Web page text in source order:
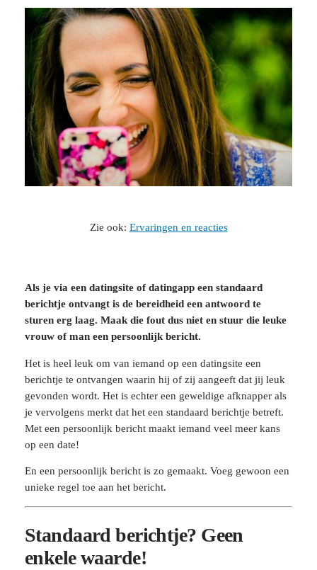
Zie ook: Ervaringen en reacties
Als je via een datingsite of datingapp een standaard
berichtje ontvangt is de bereidheid een antwoord te
sturen erg laag. Maak die fout dus niet en stuur die leuke
vrouw of man een persoonlijk bericht.
Het is heel leuk om van iemand op een datingsite een
berichtje te ontvangen waarin hij of zij aangeeft dat jij leuk
gevonden wordt. Het is echter een geweldige afknapper als
je vervolgens merkt dat het een standaard berichtje betreft.
Met een persoonlijk bericht maakt iemand veel meer kans
op een date!
En een persoonlijk bericht is zo gemaakt. Voeg gewoon een
unieke regel toe aan het bericht.
Standaard berichtje? Geen
enkele waarde!